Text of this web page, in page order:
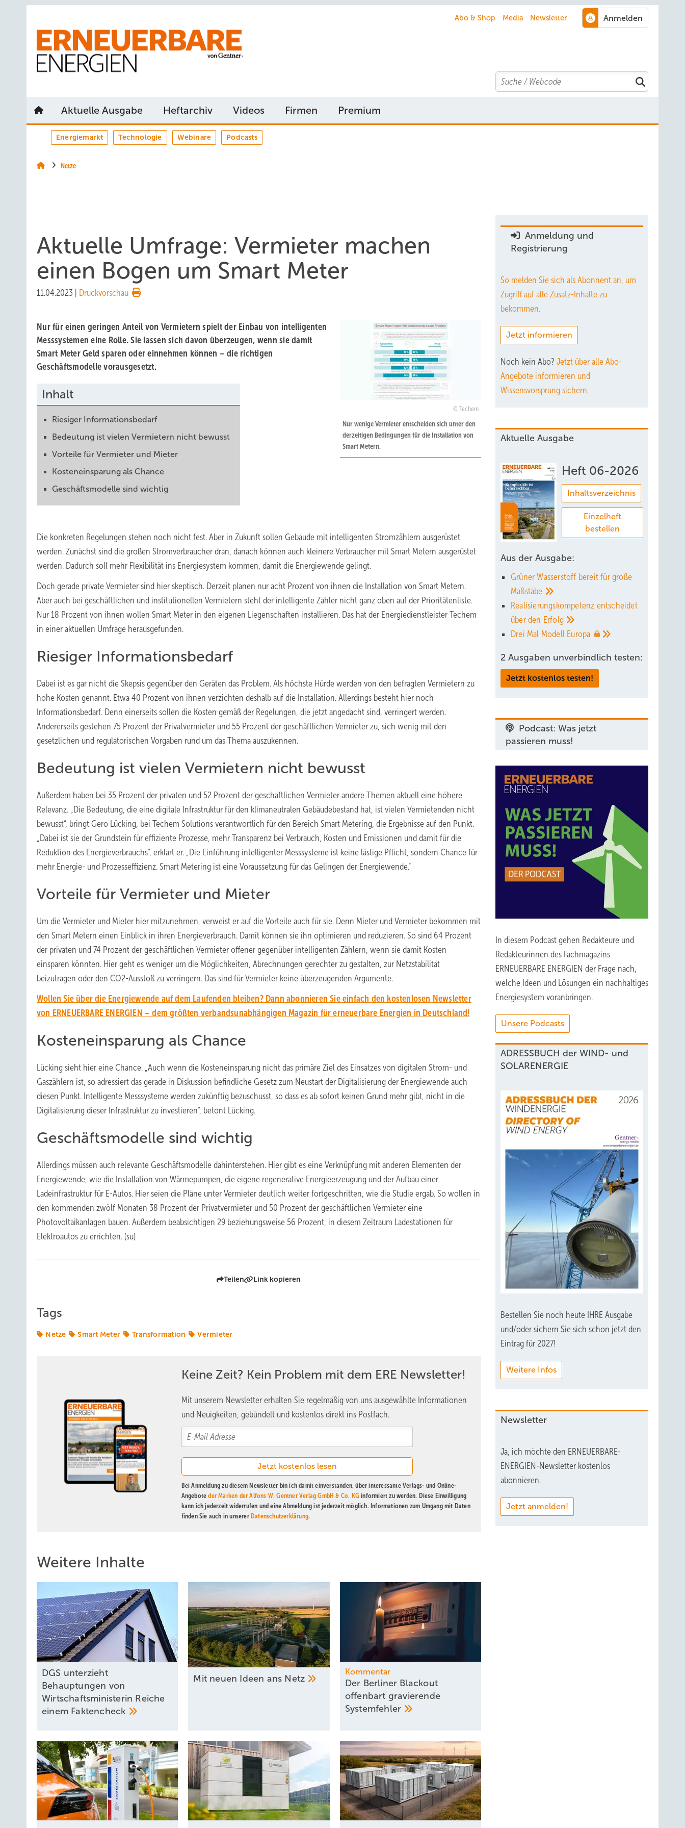
Abo & Shop Media Newsletter
Search
Aktuelle Ausgabe Heftarchiv Videos Firmen Premium
Energiemarkt Technologie Webinare Podcasts
Netze
Aktuelle Umfrage: Vermieter machen
einen Bogen um Smart Meter
11.04.2023 Druckvorschau
Techem
Nur wenige Vermieter entscheiden sich unter den
derzeitigen Bedingungen für die Installation von
Smart Metern.
Nur für einen geringen Anteil von Vermietern spielt der Einbau von intelligenten
Messsystemen eine Rolle. Sie lassen sich davon überzeugen, wenn sie damit
Smart Meter Geld sparen oder einnehmen können – die richtigen
Geschäftsmodelle vorausgesetzt.
Inhalt
Riesiger Informationsbedarf
Bedeutung ist vielen Vermietern nicht bewusst
Vorteile für Vermieter und Mieter
Kosteneinsparung als Chance
Geschäftsmodelle sind wichtig
Die konkreten Regelungen stehen noch nicht fest. Aber in Zukunft sollen Gebäude mit intelligenten Stromzählern ausgerüstet
werden. Zunächst sind die großen Stromverbraucher dran, danach können auch kleinere Verbraucher mit Smart Metern ausgerüstet
werden. Dadurch soll mehr Flexibilität ins Energiesystem kommen, damit die Energiewende gelingt.
Doch gerade private Vermieter sind hier skeptisch. Derzeit planen nur acht Prozent von ihnen die Installation von Smart Metern.
Aber auch bei geschäftlichen und institutionellen Vermietern steht der intelligente Zähler nicht ganz oben auf der Prioritätenliste.
Nur 18 Prozent von ihnen wollen Smart Meter in den eigenen Liegenschaften installieren. Das hat der Energiedienstleister Techem
in einer aktuellen Umfrage herausgefunden.
Riesiger Informationsbedarf
Dabei ist es gar nicht die Skepsis gegenüber den Geräten das Problem. Als höchste Hürde werden von den befragten Vermietern zu
hohe Kosten genannt. Etwa 40 Prozent von ihnen verzichten deshalb auf die Installation. Allerdings besteht hier noch
Informationsbedarf. Denn einerseits sollen die Kosten gemäß der Regelungen, die jetzt angedacht sind, verringert werden.
Andererseits gestehen 75 Prozent der Privatvermieter und 55 Prozent der geschäftlichen Vermieter zu, sich wenig mit den
gesetzlichen und regulatorischen Vorgaben rund um das Thema auszukennen.
Bedeutung ist vielen Vermietern nicht bewusst
Außerdem haben bei 35 Prozent der privaten und 52 Prozent der geschäftlichen Vermieter andere Themen aktuell eine höhere
Relevanz. „Die Bedeutung, die eine digitale Infrastruktur für den klimaneutralen Gebäudebestand hat, ist vielen Vermietenden nicht
bewusst“, bringt Gero Lücking, bei Techem Solutions verantwortlich für den Bereich Smart Metering, die Ergebnisse auf den Punkt.
„Dabei ist sie der Grundstein für effiziente Prozesse, mehr Transparenz bei Verbrauch, Kosten und Emissionen und damit für die
Reduktion des Energieverbrauchs“, erklärt er. „Die Einführung intelligenter Messsysteme ist keine lästige Pflicht, sondern Chance für
mehr Energie- und Prozesseffizienz. Smart Metering ist eine Voraussetzung für das Gelingen der Energiewende.“
Vorteile für Vermieter und Mieter
Um die Vermieter und Mieter hier mitzunehmen, verweist er auf die Vorteile auch für sie. Denn Mieter und Vermieter bekommen mit
den Smart Metern einen Einblick in ihren Energieverbrauch. Damit können sie ihn optimieren und reduzieren. So sind 64 Prozent
der privaten und 74 Prozent der geschäftlichen Vermieter offener gegenüber intelligenten Zählern, wenn sie damit Kosten
einsparen könnten. Hier geht es weniger um die Möglichkeiten, Abrechnungen gerechter zu gestalten, zur Netzstabilität
beizutragen oder den CO2-Ausstoß zu verringern. Das sind für Vermieter keine überzeugenden Argumente.
Wollen Sie über die Energiewende auf dem Laufenden bleiben? Dann abonnieren Sie einfach den kostenlosen Newsletter
von ERNEUERBARE ENERGIEN – dem größten verbandsunabhängigen Magazin für erneuerbare Energien in Deutschland!
Kosteneinsparung als Chance
Lücking sieht hier eine Chance. „Auch wenn die Kosteneinsparung nicht das primäre Ziel des Einsatzes von digitalen Strom- und
Gaszählern ist, so adressiert das gerade in Diskussion befindliche Gesetz zum Neustart der Digitalisierung der Energiewende auch
diesen Punkt. Intelligente Messsysteme werden zukünftig bezuschusst, so dass es ab sofort keinen Grund mehr gibt, nicht in die
Digitalisierung dieser Infrastruktur zu investieren“, betont Lücking.
Geschäftsmodelle sind wichtig
Allerdings müssen auch relevante Geschäftsmodelle dahinterstehen. Hier gibt es eine Verknüpfung mit anderen Elementen der
Energiewende, wie die Installation von Wärmepumpen, die eigene regenerative Energieerzeugung und der Aufbau einer
Ladeinfrastruktur für E-Autos. Hier seien die Pläne unter Vermieter deutlich weiter fortgeschritten, wie die Studie ergab. So wollen in
den kommenden zwölf Monaten 38 Prozent der Privatvermieter und 50 Prozent der geschäftlichen Vermieter eine
Photovoltaikanlagen bauen. Außerdem beabsichtigen 29 beziehungsweise 56 Prozent, in diesem Zeitraum Ladestationen für
Elektroautos zu errichten. (su)
Teilen Link kopieren
Tags
Netze Smart Meter Transformation Vermieter
Keine Zeit? Kein Problem mit dem ERE Newsletter!
Mit unserem Newsletter erhalten Sie regelmäßig von uns ausgewählte Informationen
und Neuigkeiten, gebündelt und kostenlos direkt ins Postfach.
Bei Anmeldung zu diesem Newsletter bin ich damit einverstanden, über interessante Verlags- und Online-
Angeboteder Marken der Alfons W. Gentner Verlag GmbH & Co. KG informiert zu werden. Diese Einwilligung
kann ich jederzeit widerrufen und eine Abmeldung ist jederzeit möglich. Informationen zum Umgang mit Daten
finden Sie auch in unserer Datenschutzerklärung.
Weitere Inhalte
DGS unterzieht
Behauptungen von
Wirtschaftsministerin Reiche
einem Faktencheck
Mit neuen Ideen ans Netz
Kommentar
Der Berliner Blackout
offenbart gravierende
Systemfehler
Anmeldung und
Registrierung
So melden Sie sich als Abonnent an, um
Zugriff auf alle Zusatz-Inhalte zu
bekommen.
Jetzt informieren
Noch kein Abo? Jetzt über alle Abo-
Angebote informieren und
Wissensvorsprung sichern.
Aktuelle Ausgabe
Heft 06-2026
Inhaltsverzeichnis
Einzelheft
bestellen
Aus der Ausgabe:
Grüner Wasserstoff bereit für große
Maßstäbe
Realisierungskompetenz entscheidet
über den Erfolg
Drei Mal Modell Europa
2 Ausgaben unverbindlich testen:
Jetzt kostenlos testen!
Podcast: Was jetzt
passieren muss!
In diesem Podcast gehen Redakteure und
Redakteurinnen des Fachmagazins
ERNEUERBARE ENERGIEN der Frage nach,
welche Ideen und Lösungen ein nachhaltiges
Energiesystem voranbringen.
Unsere Podcasts
ADRESSBUCH der WIND- und
SOLARENERGIE
Bestellen Sie noch heute IHRE Ausgabe
und/oder sichern Sie sich schon jetzt den
Eintrag für 2027!
Weitere Infos
Newsletter
Ja, ich möchte den ERNEUERBARE-
ENERGIEN-Newsletter kostenlos
abonnieren.
Jetzt anmelden!